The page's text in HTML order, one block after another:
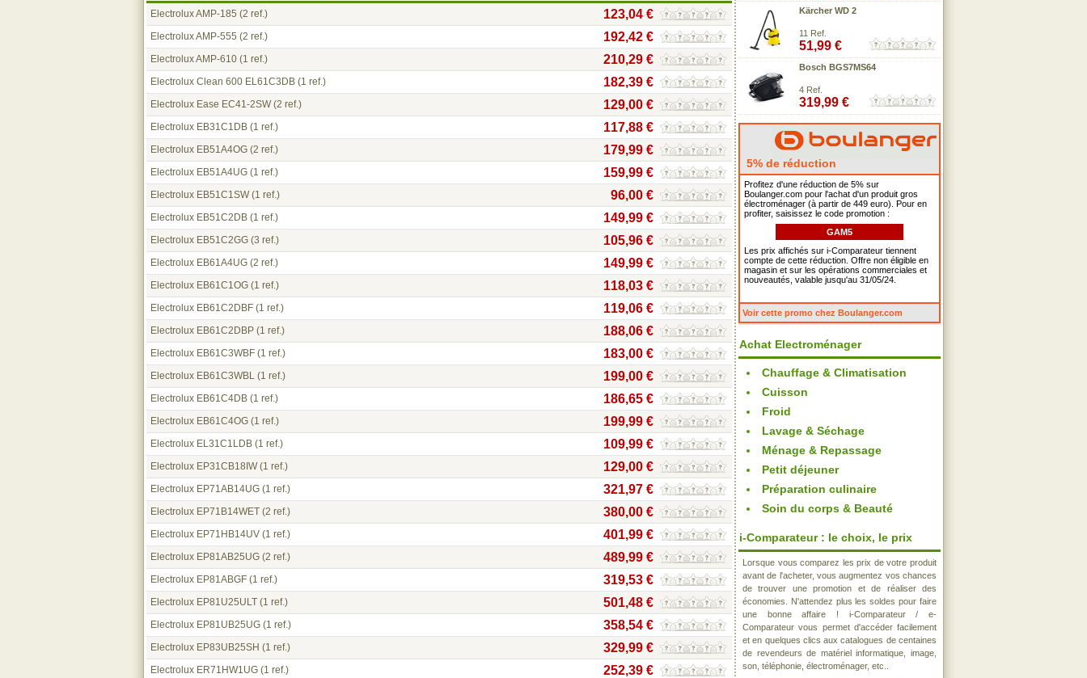
Electrolux AMP-185 (2 ref.) 123,04 €
Electrolux AMP-555 (2 ref.) 192,42 €
Electrolux AMP-610 (1 ref.) 210,29 €
Electrolux Clean 600 EL61C3DB (1 ref.) 182,39 €
Electrolux Ease EC41-2SW(2 ref.) 129,00 €
Electrolux EB31C1DB (1 ref.) 117,88 €
Electrolux EB51A4OG (2 ref.) 179,99 €
Electrolux EB51A4UG (1 ref.) 159,99 €
Electrolux EB51C1SW(1 ref.) 96,00 €
Electrolux EB51C2DB (1 ref.) 149,99 €
Electrolux EB51C2GG (3 ref.) 105,96 €
Electrolux EB61A4UG (2 ref.) 149,99 €
Electrolux EB61C1OG (1 ref.) 118,03 €
Electrolux EB61C2DBF (1 ref.) 119,06 €
Electrolux EB61C2DBP (1 ref.) 188,06 €
Electrolux EB61C3WBF (1 ref.) 183,00 €
Electrolux EB61C3WBL (1 ref.) 199,00 €
Electrolux EB61C4DB (1 ref.) 186,65 €
Electrolux EB61C4OG (1 ref.) 199,99 €
Electrolux EL31C1LDB (1 ref.) 109,99 €
Electrolux EP31CB18IW(1 ref.) 129,00 €
Electrolux EP71AB14UG (1 ref.) 321,97 €
Electrolux EP71B14WET (2 ref.) 380,00 €
Electrolux EP71HB14UV (1 ref.) 401,99 €
Electrolux EP81AB25UG (2 ref.) 489,99 €
Electrolux EP81ABGF (1 ref.) 319,53 €
Electrolux EP81U25ULT (1 ref.) 501,48 €
Electrolux EP81UB25UG (1 ref.) 358,54 €
Electrolux EP83UB25SH (1 ref.) 329,99 €
Electrolux ER71HW1UG (1 ref.) 252,39 €
Kärcher WD 2
11 Ref.
51,99 €
Bosch BGS7MS64
4 Ref.
319,99 €
5% de réduction
Profitez d'une réduction de 5% sur
Boulanger.com pour l'achat d'un produit gros
électroménager (à partir de 449 euro). Pour en
profiter, saisissez le code promotion :
GAM5
Les prix affichés sur i-Comparateur tiennent
compte de cette réduction. Offre non éligible en
magasin et sur les opérations commerciales et
nouveautés, valable jusqu'au 31/05/24.
Voir cette promo chez Boulanger.com
Achat Electroménager
Chauffage & Climatisation
Cuisson
Froid
Lavage & Séchage
Ménage & Repassage
Petit déjeuner
Préparation culinaire
Soin du corps & Beauté
i-Comparateur : le choix, le prix
Lorsque vous comparez les prix de votre produit
avant de l'acheter, vous augmentez vos chances
de trouver une promotion et de réaliser des
économies. N'attendez plus les soldes pour faire
une bonne affaire ! i-Comparateur / e-
Comparateur vous permet d'accéder facilement
et en quelques clics aux catalogues de centaines
de revendeurs de matériel informatique, image,
son, téléphonie, électroménager, etc..